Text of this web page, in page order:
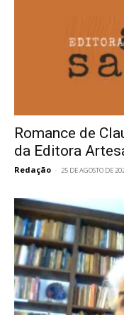
Romance de
da Editora
Redação - 25 DE AGOSTO DE